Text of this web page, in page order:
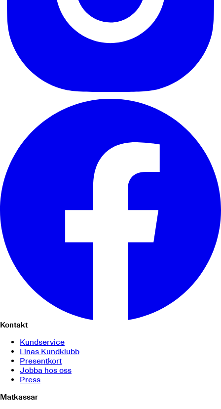
Kontakt
Kundservice
Linas Kundklubb
Presentkort
Jobba hos oss
Press
Matkassar